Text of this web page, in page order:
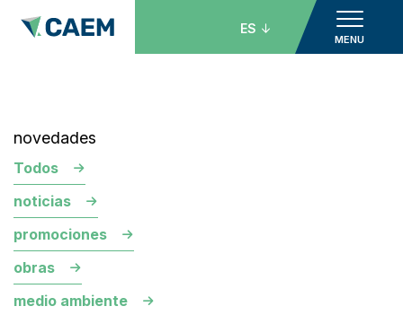
MENU
ES
novedades
Todos
noticias
promociones
obras
medio ambiente